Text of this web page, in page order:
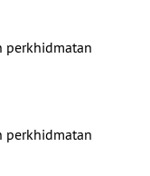
perkhidmatan
perkhidmatan